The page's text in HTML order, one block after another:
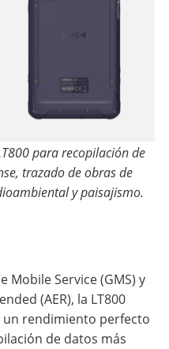
para recopilación de
trazado de obras de
y paisajismo.
Mobile Service (GMS) y
(AER), la LT800
rendimiento perfecto
de datos más